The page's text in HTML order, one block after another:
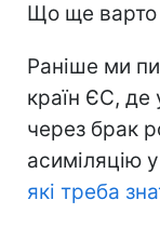
Що ще варто
Раніше ми
країн ЄС, де
через брак
асиміляцію
які треба